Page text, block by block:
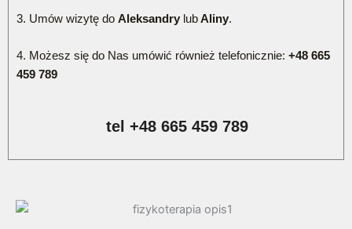
3. Umów wizytę do Aleksandry lubAliny.
4. Możesz się do Nas umówić również telefonicznie: +48 665
459 789
tel +48 665 459 789